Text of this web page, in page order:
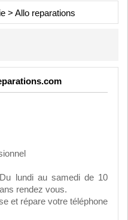
> Allo reparations
lundi au samedi de 10
rendez vous.
et répare votre téléphone